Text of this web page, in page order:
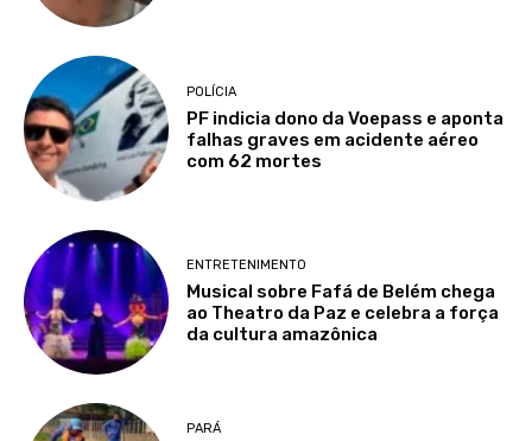
POLÍCIA
PF indicia dono da Voepass e aponta
falhas graves em acidente aéreo
com 62 mortes
ENTRETENIMENTO
Musical sobre Fafá de Belém chega
ao Theatro da Paz e celebra a força
da cultura amazônica
PARÁ